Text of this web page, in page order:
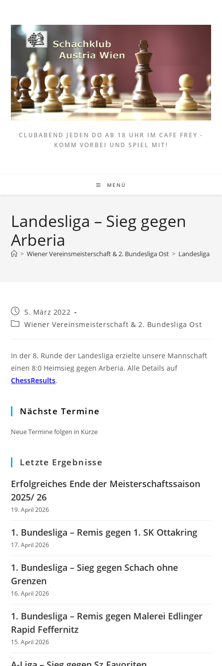
springen
CLUBABEND JEDEN DO AB 18 UHR IM CAFE FREY -
KOMM VORBEI UND SPIEL MIT!
MENÜ
Landesliga – Sieg gegen
Arberia
> Wiener Vereinsmeisterschaft & 2. Bundesliga Ost > Landesliga –
Beitrag
veröffentlicht:
5. März 2022
Beitrags-
Wiener Vereinsmeisterschaft & 2. Bundesliga Ost
In der 8. Runde der Landesliga erzielte unsere Mannschaft
einen 8:0 Heimsieg gegen Arberia. Alle Details auf
ChessResults.
Nächste Termine
Neue Termine folgen in Kürze
Letzte Ergebnisse
Erfolgreiches Ende der Meisterschaftssaison
2025/ 26
19. April 2026
1. Bundesliga – Remis gegen 1. SK Ottakring
17. April 2026
1. Bundesliga – Sieg gegen Schach ohne
Grenzen
16. April 2026
1. Bundesliga – Remis gegen Malerei Edlinger
Rapid Feffernitz
15. April 2026